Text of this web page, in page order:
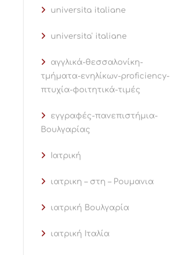
universita italiane
universita' italiane
αγγλικά-θεσσαλονίκη-
τμήματα-ενηλίκων-proficiency-
πτυχία-φοιτητικά-τιμές
εγγραφές-πανεπιστήμια-
Βουλγαρίας
Ιατρική
ιατρικη – στη – Ρουμανια
ιατρική Βουλγαρία
ιατρική Ιταλία